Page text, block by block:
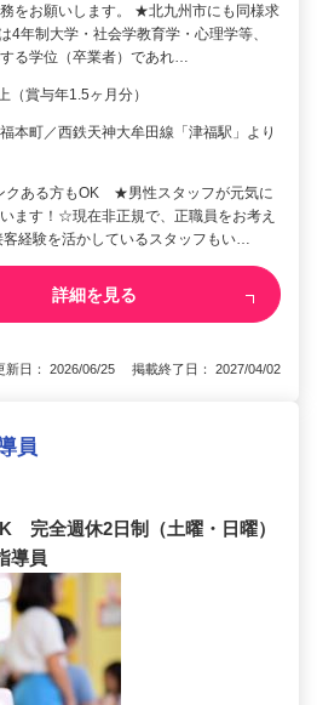
をお願いします。 ★北九州市にも同様求
4年制大学・社会学教育学・心理学等、
る学位（卒業者）であれ…
（賞与年1.5ヶ月分）
本町／西鉄天神大牟田線「津福駅」より
クある方もOK ★男性スタッフが元気に
ます！☆現在非正規で、正職員をお考え
経験を活かしているスタッフもい…
詳細を見る
新日： 2026/06/25 掲載終了日： 2027/04/02
員
完全週休2日制（土曜・日曜）
導員